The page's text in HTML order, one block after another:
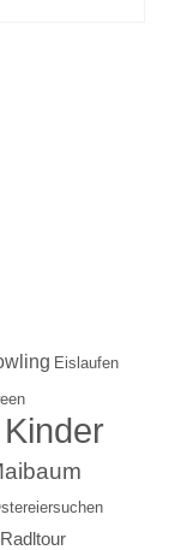
Eislaufen
Kinder
Radltour